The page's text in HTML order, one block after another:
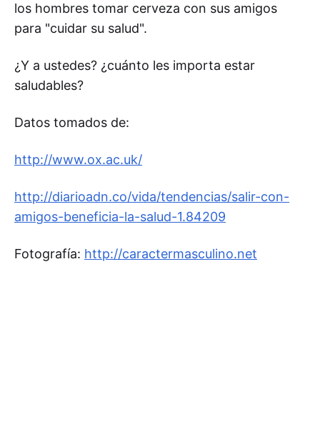
los hombres tomar cerveza con sus amigos
para "cuidar su salud".
¿Y a ustedes? ¿cuánto les importa estar
saludables?
Datos tomados de:
http://www.ox.ac.uk/
http://diarioadn.co/vida/tendencias/salir-con-
amigos-beneficia-la-salud-1.84209
Fotografía: http://caractermasculino.net